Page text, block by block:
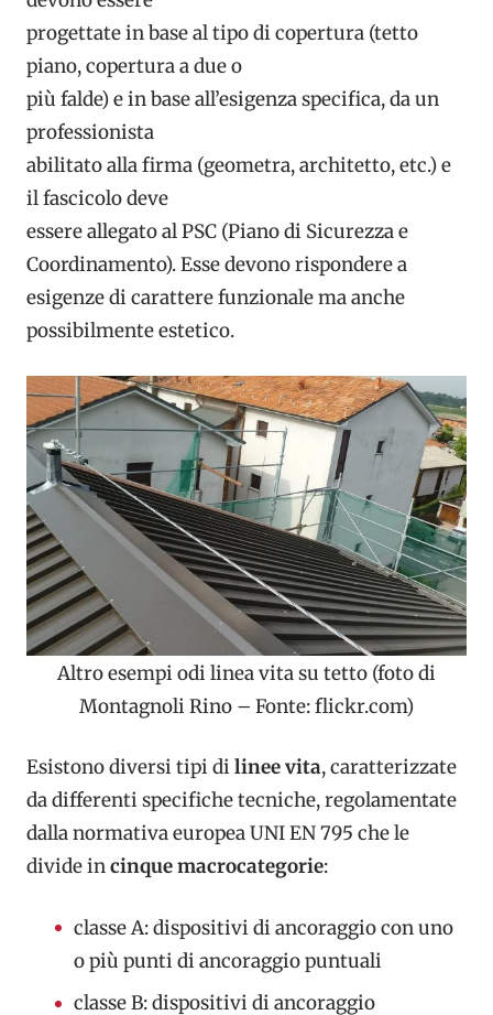
progettate in base al tipo di copertura (tetto
piano, copertura a due o
più falde) e in base all’esigenza specifica, da un
professionista
abilitato alla firma (geometra, architetto, etc.) e
il fascicolo deve
essere allegato al PSC (Piano di Sicurezza e
Coordinamento). Esse devono rispondere a
esigenze di carattere funzionale ma anche
possibilmente estetico.
Altro esempi odi linea vita su tetto (foto di
Montagnoli Rino – Fonte: flickr.com)
Esistono diversi tipi di linee vita, caratterizzate
da differenti specifiche tecniche, regolamentate
dalla normativa europea UNI EN 795 che le
divide incinque macrocategorie:
classe A: dispositivi di ancoraggio con uno
o più punti di ancoraggio puntuali
classe B: dispositivi di ancoraggio